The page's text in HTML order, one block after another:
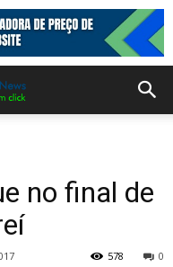
no final de
0
578